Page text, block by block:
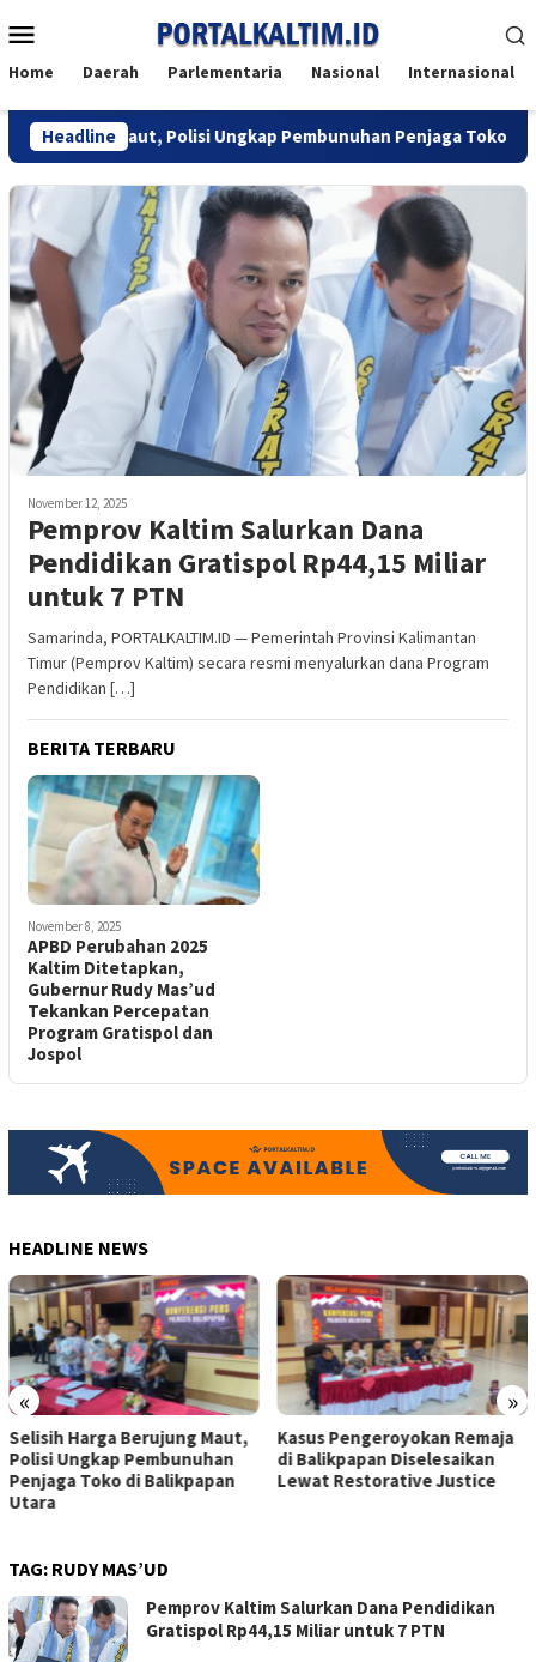
to
Menu
Home Daerah Parlementaria Nasional Internasional
Headline
Maut, Polisi Ungkap Pembunuhan Penjaga Toko di
November 12, 2025
Pemprov Kaltim Salurkan Dana
Pendidikan Gratispol Rp44,15 Miliar
untuk 7 PTN
Samarinda, PORTALKALTIM.ID — Pemerintah Provinsi Kalimantan
Timur (Pemprov Kaltim) secara resmi menyalurkan dana Program
Pendidikan […]
BERITA TERBARU
November 8, 2025
APBD Perubahan 2025
Kaltim Ditetapkan,
Gubernur Rudy Mas’ud
Tekankan Percepatan
Program Gratispol dan
Jospol
HEADLINE NEWS
« »
Kasus Pengeroyokan Remaja
di Balikpapan Diselesaikan
Lewat Restorative Justice
Pengemudi Perempuan di
Kaltim Terima Apresiasi dari
Maxim
TAG: RUDY MAS’UD
Pemprov Kaltim Salurkan Dana Pendidikan
Gratispol Rp44,15 Miliar untuk 7 PTN